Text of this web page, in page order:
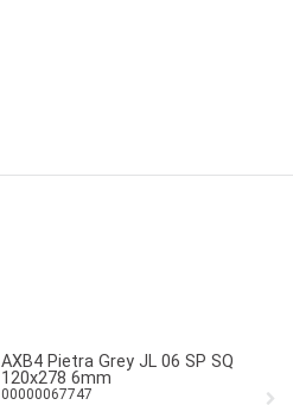
AXB4 Pietra Grey JL 06 SP SQ
120x278 6mm
00000067747